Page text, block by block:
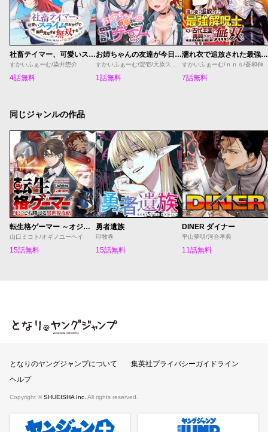
社畜テイマー、可愛いスライムのおかげで無自覚なまま無双する～うっかり国内トップの配信に映り込んで最強がバレました～
すかいふぁーむ/染井惣介
4話無料
お姉ちゃんの友達が今日も俺を罰ゲームに使う
1話無料
濡れ衣で追放された最強解呪士、幻の古代王国を再興させて無双する〜呪破の王と奈落の姫〜
すかいふぁーむ/ｎｎｓ/蒼和伸
7話無料
同じジャンルの作品
転生格ゲーマー ～オジでも勝てる異世界攻略～
山口ミコト/オギノユーヘイ
15話無料
勇者遺族
印牧巻
15話無料
DINER ダイナー
平山夢明/河合孝典
11話無料
となりのヤングジャンプ
となりのヤングジャンプについて
集英社プライバシーガイドライン
ヘルプ
Copyright © SHUEISHA Inc. All rights reserved.
ヤンジャンプラス 週刊ヤングジャンプ公式サイト